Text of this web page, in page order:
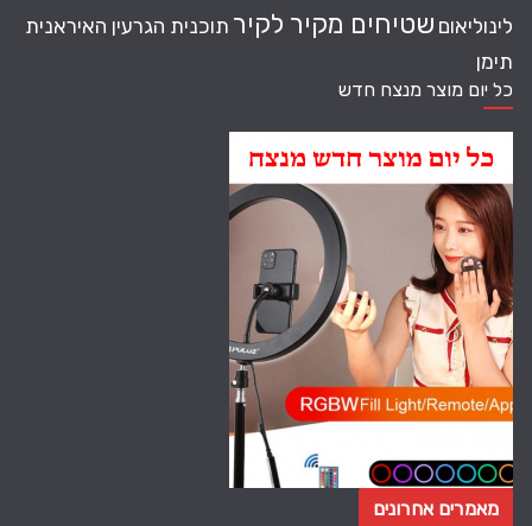
לינוליאום שטיחים מקיר לקיר תוכנית הגרעין האיראנית
תימן
כל יום מוצר מנצח חדש
מאמרים אחרונים